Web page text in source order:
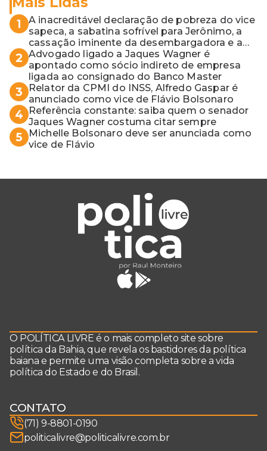
1
A inacreditável declaração de pobreza do vice
sapeca, a sabatina sofrível para Jerônimo, a
cassação iminente da desembargadora e a
vaga do Quinto para o MP baiano
2 Advogado ligado a Jaques Wagner é
apontado como sócio indireto de empresa
ligada ao consignado do Banco Master
3
Relator da CPMI do INSS, Alfredo Gaspar é
anunciado como vice de Flávio Bolsonaro
4
Referência constante: saiba quem o senador
Jaques Wagner costuma citar sempre
5
Michelle Bolsonaro deve ser anunciada como
vice de Flávio
O POLÍTICA LIVRE é o mais completo site sobre
política da Bahia, que revela os bastidores da política
baiana e permite uma visão completa sobre a vida
política do Estado e do Brasil.
CONTATO
(71) 9-8801-0190
politicalivre@politicalivre.com.br